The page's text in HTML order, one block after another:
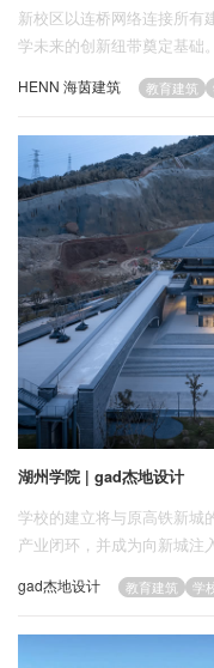
新校区以连桥网络连接所有
学未来的创新纽带奠定基础。
HENN 海茵建筑 教育建筑
湖州学院 | gad杰地设计
学校的建立将与原高铁新城
产业闭环，并成为向新城注
gad杰地设计 教育建筑 学